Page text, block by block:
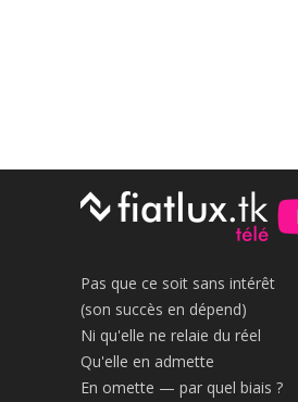
Pas que ce soit sans intérêt
(son succès en dépend)
Ni qu'elle ne relaie du réel
Qu'elle en admette
En omette — par quel biais ?